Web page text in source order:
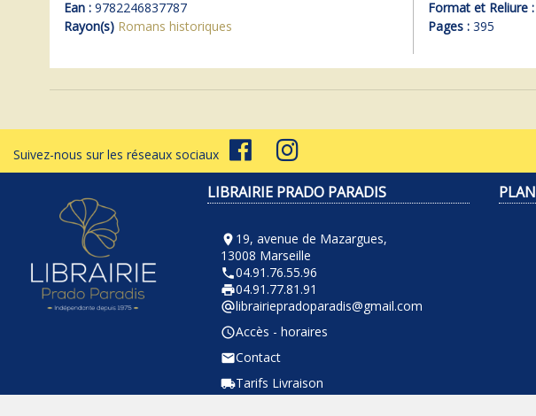
Ean : 9782246837787
Rayon(s) Romans historiques
Format et Reliure :
Pages :395
Suivez-nous sur les réseaux sociaux
LIBRAIRIE PRADO PARADIS
room 19, avenue de Mazargues,
13008 Marseille
phone04.91.76.55.96
local_printshop04.91.77.81.91
alternate_emaillibrairiepradoparadis@gmail.com
query_builderAccès - horaires
emailContact
local_shippingTarifs Livraison
PLAN